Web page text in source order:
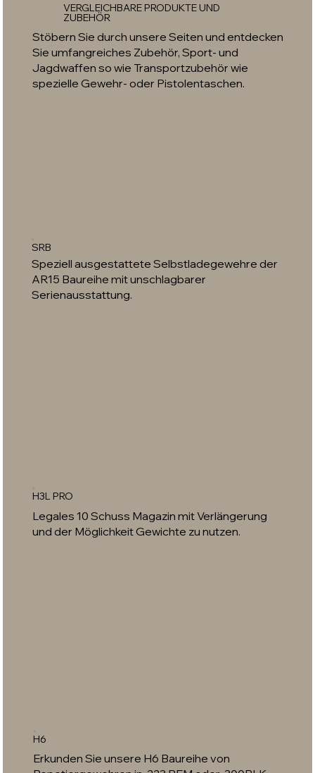
VERGLEICHBARE PRODUKTE UND
ZUBEHÖR
Stöbern Sie durch unsere Seiten und entdecken
Sie umfangreiches Zubehör, Sport- und
Jagdwaffen so wie Transportzubehör wie
spezielle Gewehr- oder Pistolentaschen.
SRB
Speziell ausgestattete Selbstladegewehre der
AR15 Baureihe mit unschlagbarer
Serienausstattung.
H3L PRO
Legales 10 Schuss Magazin mit Verlängerung
und der Möglichkeit Gewichte zu nutzen.
H6
Erkunden Sie unsere H6 Baureihe von